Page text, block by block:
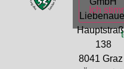
Ich
138
8041 Graz